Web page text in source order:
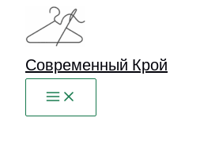
Перейти
содержимому
Современный Крой